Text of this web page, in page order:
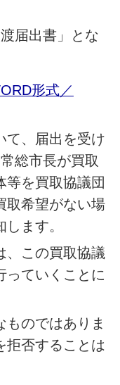
届出書」とな
形式／
て、届出を受け
総市長が買取
等を買取協議団
取希望がない場
ます。
、この買取協議
っていくことに
ものではありま
拒否することは